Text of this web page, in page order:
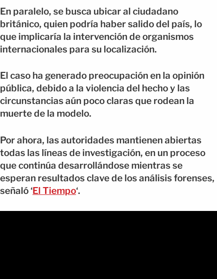
En paralelo, se busca ubicar al ciudadano
británico, quien podría haber salido del país, lo
que implicaría la intervención de organismos
internacionales para su localización.
El caso ha generado preocupación en la opinión
pública, debido a la violencia del hecho y las
circunstancias aún poco claras que rodean la
muerte de la modelo.
Por ahora, las autoridades mantienen abiertas
todas las líneas de investigación, en un proceso
que continúa desarrollándose mientras se
esperan resultados clave de los análisis forenses,
señaló ‘El Tiempo‘.